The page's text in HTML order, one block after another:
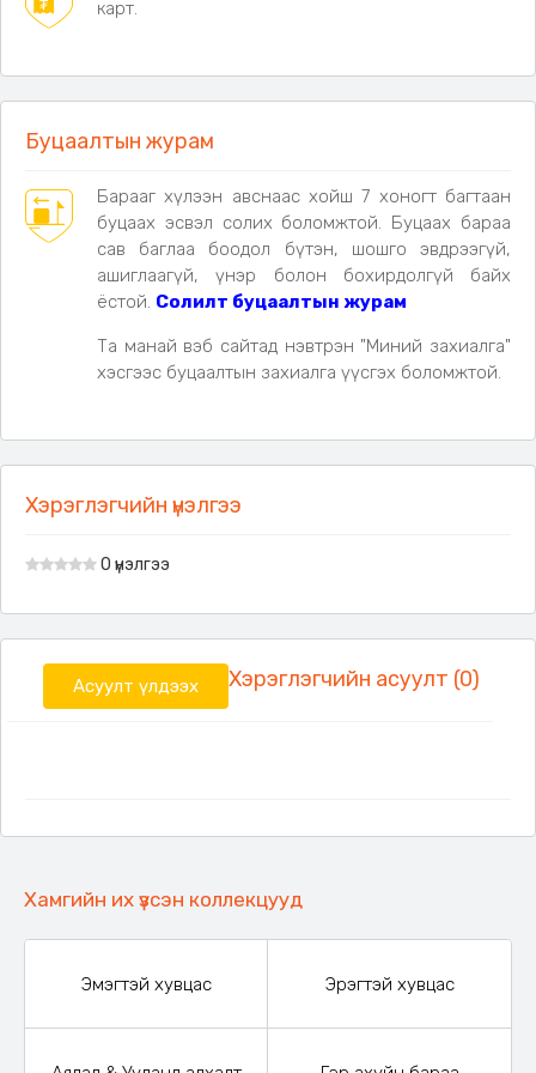
Ашиглах зориулалт:
Тагт, цэцэрлэг, хашаа
Төрсөн өдөр, баяр, арга хэмжээний чимэглэл
карт.
Буцаалтын журам
Барааг хүлээн авснаас хойш 7 хоногт багтаан
буцаах эсвэл солих боломжтой. Буцаах бараа
сав баглаа боодол бүтэн, шошго эвдрээгүй,
ашиглаагүй, үнэр болон бохирдолгүй байх
ёстой. Солилт буцаалтын журам
Та манай вэб сайтад нэвтрэн "Миний захиалга"
хэсгээс буцаалтын захиалга үүсгэх боломжтой.
Хэрэглэгчийн үнэлгээ
0 үнэлгээ
Хэрэглэгчийн асуулт (0)
Асуулт үлдээх
Хамгийн их үзсэн коллекцууд
Эмэгтэй хувцас Эрэгтэй хувцас